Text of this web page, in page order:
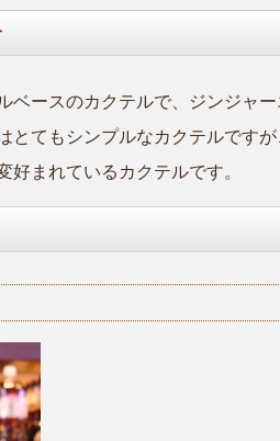
ベースのカクテルで、ジンジャー
とてもシンプルなカクテルですが
好まれているカクテルです。